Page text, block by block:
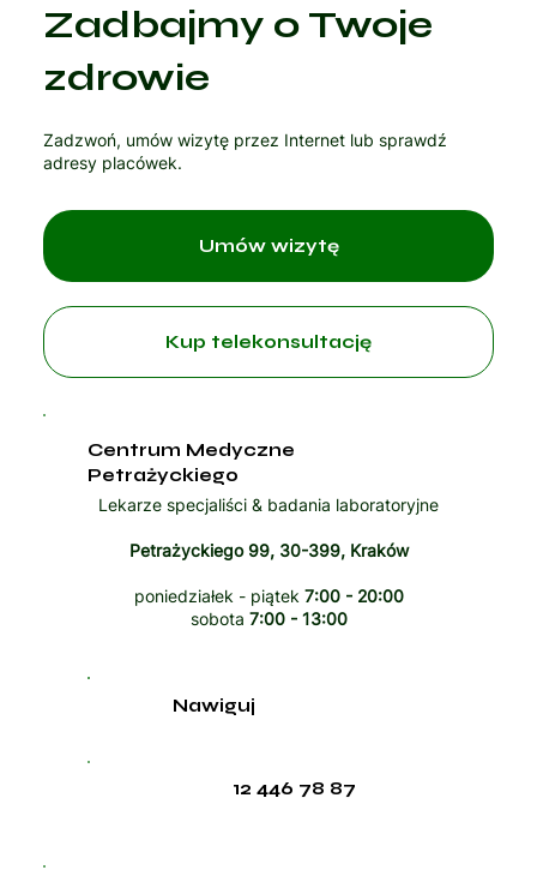
Zadbajmy o Twoje
zdrowie
Zadzwoń, umów wizytę przez Internet lub sprawdź
adresy placówek.
Kup telekonsultację
Centrum Medyczne
Petrażyckiego
Lekarze specjaliści & badania laboratoryjne
Petrażyckiego 99, 30-399, Kraków
poniedziałek - piątek 7:00 - 20:00
sobota 7:00 - 13:00
12 446 78 87
Nawiguj
Umów wizytę